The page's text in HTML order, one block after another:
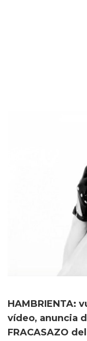
HAMBRIENTA:
vídeo, anuncia
FRACASAZO